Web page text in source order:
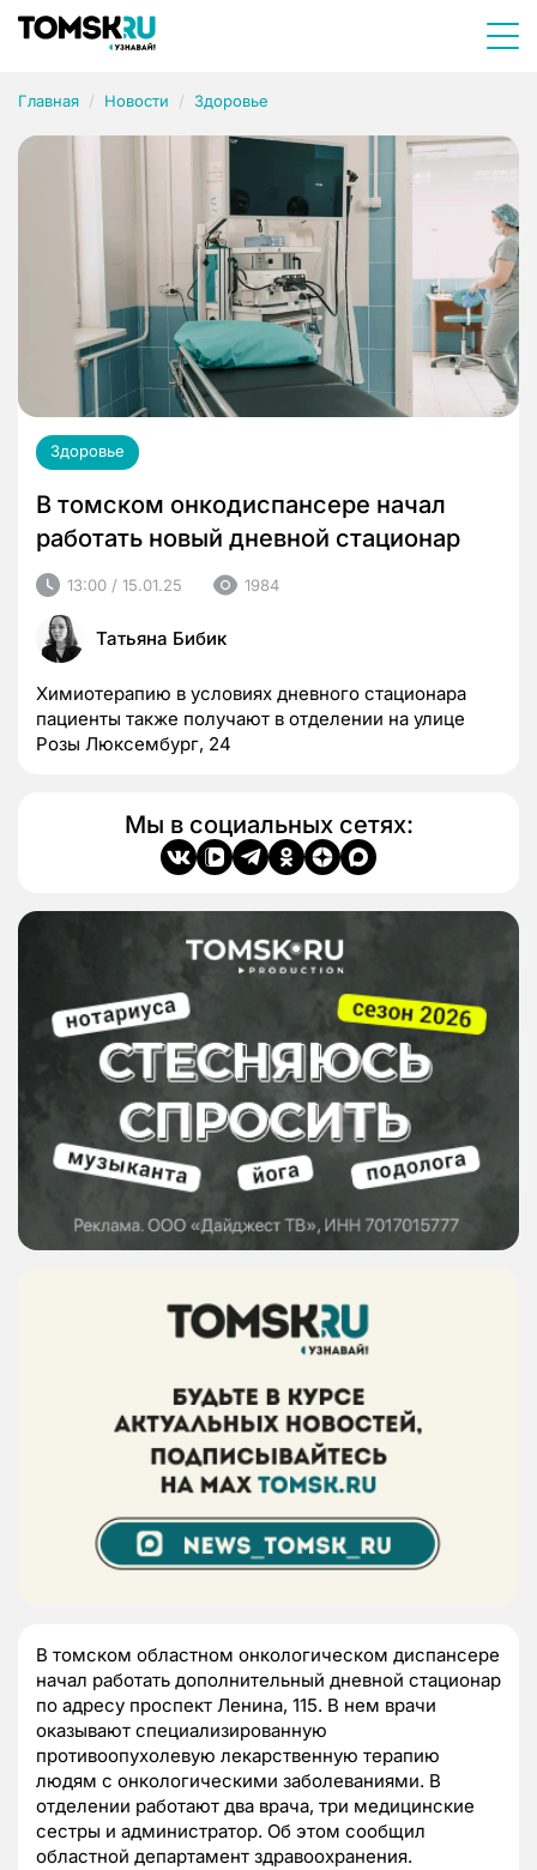
Главная Новости Здоровье
Здоровье
В томском онкодиспансере начал
работать новый дневной стационар
13:00 / 15.01.25 1984
Татьяна Бибик
Химиотерапию в условиях дневного стационара
пациенты также получают в отделении на улице
Розы Люксембург, 24
Мы в социальных сетях:
В томском областном онкологическом диспансере
начал работать дополнительный дневной стационар
по адресу проспект Ленина, 115. В нем врачи
оказывают специализированную
противоопухолевую лекарственную терапию
людям с онкологическими заболеваниями. В
отделении работают два врача, три медицинские
сестры и администратор. Об этом сообщил
областной департамент здравоохранения.